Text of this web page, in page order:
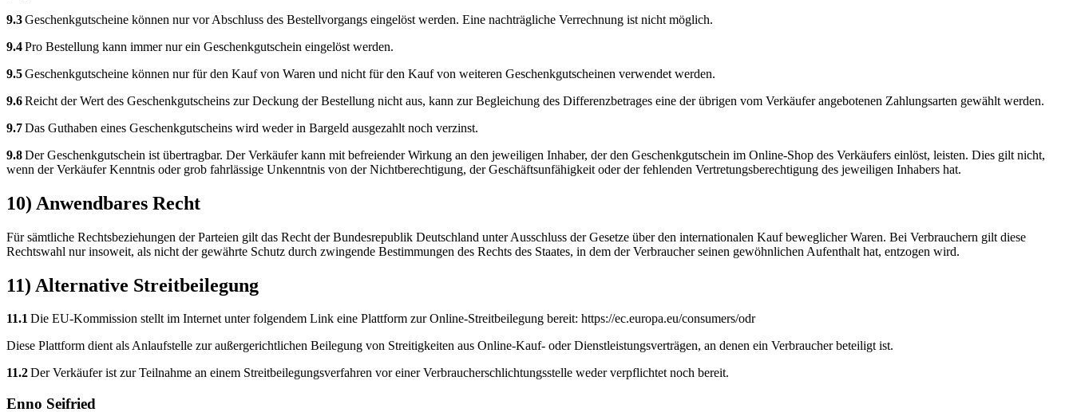
9.3Geschenkgutscheine können nur vor Abschluss des Bestellvorgangs eingelöst werden. Eine nachträgliche Verrechnung ist nicht möglich.
9.4Pro Bestellung kann immer nur ein Geschenkgutschein eingelöst werden.
9.5Geschenkgutscheine können nur für den Kauf von Waren und nicht für den Kauf von weiteren Geschenkgutscheinen verwendet werden.
9.6Reicht der Wert des Geschenkgutscheins zur Deckung der Bestellung nicht aus, kann zur Begleichung des Differenzbetrages eine der übrigen vom Verkäufer angebotenen Zahlungsarten gewählt werden.
9.7Das Guthaben eines Geschenkgutscheins wird weder in Bargeld ausgezahlt noch verzinst.
9.8Der Geschenkgutschein ist übertragbar. Der Verkäufer kann mit befreiender Wirkung an den jeweiligen Inhaber, der den Geschenkgutschein im Online-Shop des Verkäufers einlöst, leisten. Dies gilt nicht,
wenn der Verkäufer Kenntnis oder grob fahrlässige Unkenntnis von der Nichtberechtigung, der Geschäftsunfähigkeit oder der fehlenden Vertretungsberechtigung des jeweiligen Inhabers hat.
10) Anwendbares Recht
Für sämtliche Rechtsbeziehungen der Parteien gilt das Recht der Bundesrepublik Deutschland unter Ausschluss der Gesetze über den internationalen Kauf beweglicher Waren. Bei Verbrauchern gilt diese
Rechtswahl nur insoweit, als nicht der gewährte Schutz durch zwingende Bestimmungen des Rechts des Staates, in dem der Verbraucher seinen gewöhnlichen Aufenthalt hat, entzogen wird.
11) Alternative Streitbeilegung
11.1Die EU-Kommission stellt im Internet unter folgendem Link eine Plattform zur Online-Streitbeilegung bereit: https://ec.europa.eu/consumers/odr
Diese Plattform dient als Anlaufstelle zur außergerichtlichen Beilegung von Streitigkeiten aus Online-Kauf- oder Dienstleistungsverträgen, an denen ein Verbraucher beteiligt ist.
11.2Der Verkäufer ist zur Teilnahme an einem Streitbeilegungsverfahren vor einer Verbraucherschlichtungsstelle weder verpflichtet noch bereit.
Enno Seifried